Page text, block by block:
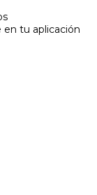
en tu aplicación